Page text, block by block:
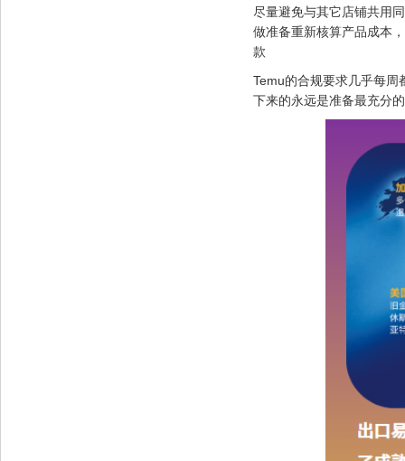
尽量避免与其它店铺共用
做准备重新核算产品成本
款
Temu的合规要求几乎每
下来的永远是准备最充分